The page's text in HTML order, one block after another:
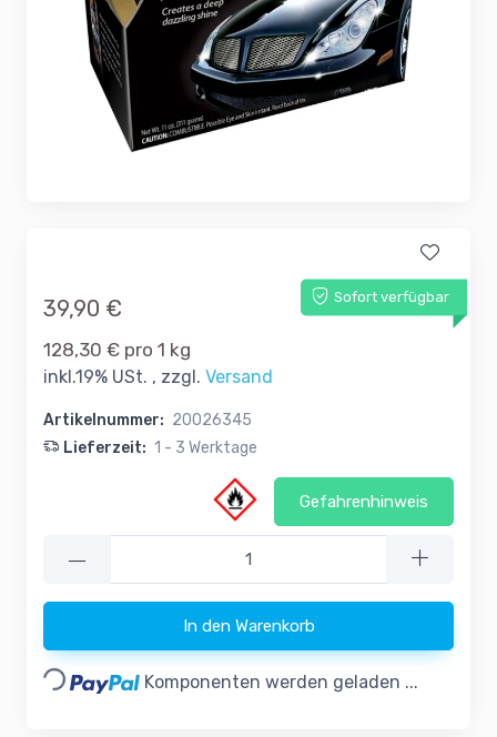
Sofort verfügbar
39,90 €
128,30 € pro 1 kg
inkl.19% USt. , zzgl. Versand
Artikelnummer: 20026345
Lieferzeit: 1 - 3 Werktage
Gefahrenhinweis
—
In den Warenkorb
Loading... Komponenten werden geladen ...